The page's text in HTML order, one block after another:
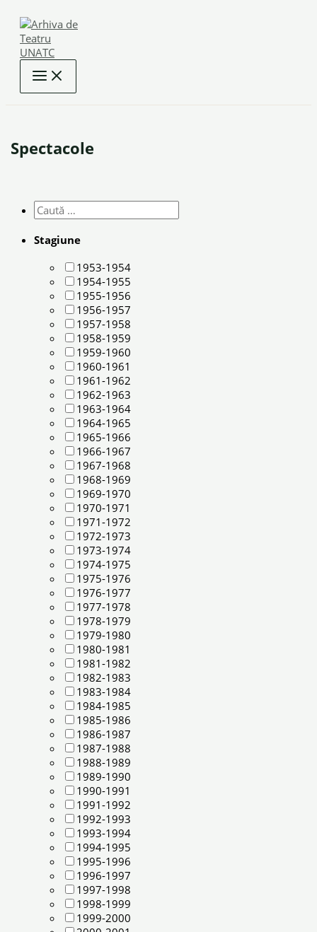
content
Spectacole
Stagiune
1953-1954
1954-1955
1955-1956
1956-1957
1957-1958
1958-1959
1959-1960
1960-1961
1961-1962
1962-1963
1963-1964
1964-1965
1965-1966
1966-1967
1967-1968
1968-1969
1969-1970
1970-1971
1971-1972
1972-1973
1973-1974
1974-1975
1975-1976
1976-1977
1977-1978
1978-1979
1979-1980
1980-1981
1981-1982
1982-1983
1983-1984
1984-1985
1985-1986
1986-1987
1987-1988
1988-1989
1989-1990
1990-1991
1991-1992
1992-1993
1993-1994
1994-1995
1995-1996
1996-1997
1997-1998
1998-1999
1999-2000